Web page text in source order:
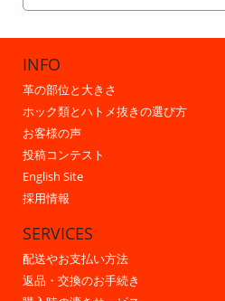
INFO
革の部位と大きさ
ホック類とハトメ抜きの選び方
お客様の声
投稿コンテスト
English Site
採用情報
SERVICES
配送やお支払い方法
返品・交換のお手続き